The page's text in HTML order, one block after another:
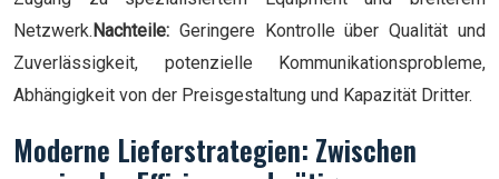
Netzwerk.Nachteile: Geringere Kontrolle über Qualität und
Zuverlässigkeit, potenzielle Kommunikationsprobleme,
Abhängigkeit von der Preisgestaltung und Kapazität Dritter.
Moderne Lieferstrategien: Zwischen